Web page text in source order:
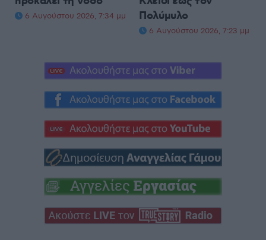
6 Αυγούστου 2026, 7:34 μμ
Πολύμυλο
6 Αυγούστου 2026, 7:23 μμ